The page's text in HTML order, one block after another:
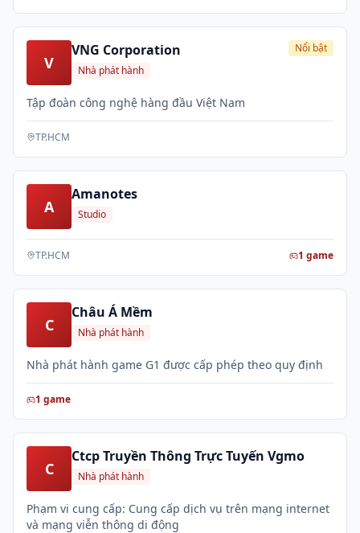
V
VNG Corporation
Nhà phát hành
Nổi bật
Tập đoàn công nghệ hàng đầu Việt Nam
TP.HCM
A
Amanotes
Studio
TP.HCM 1 game
C
Châu Á Mềm
Nhà phát hành
Nhà phát hành game G1 được cấp phép theo quy định
1 game
C
Ctcp Truyền Thông Trực Tuyến Vgmo
Nhà phát hành
Phạm vi cung cấp: Cung cấp dịch vụ trên mạng internet
và mạng viễn thông di động